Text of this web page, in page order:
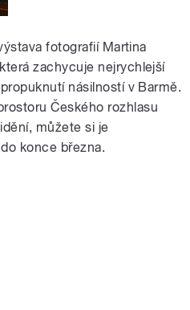
fotografií Martina
zachycuje nejrychlejší
násilností v Barmě.
Českého rozhlasu
můžete si je
konce března.